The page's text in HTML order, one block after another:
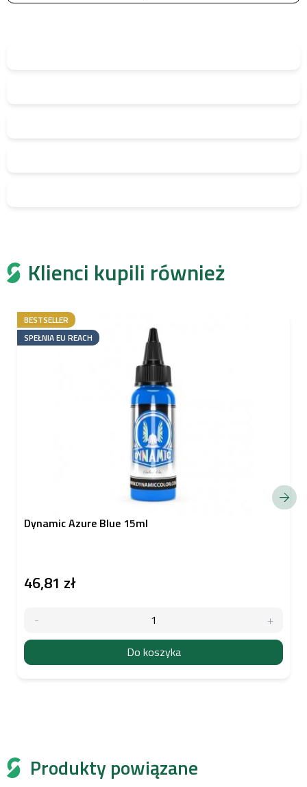
Produkty powiązane
Klienci kupili również
BESTSELLER
SPEŁNIA EU REACH
Dynamic Azure Blue 15ml
46,81 zł
Do koszyka